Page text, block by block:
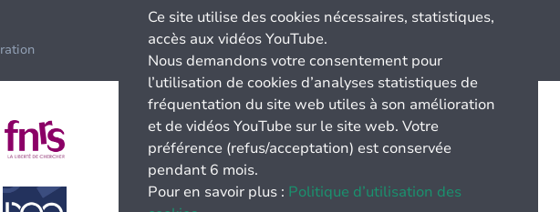
Ce site utilise des cookies nécessaires, statistiques,
accès aux vidéos YouTube.
Nous demandons votre consentement pour
l’utilisation de cookies d’analyses statistiques de
fréquentation du site web utiles à son amélioration
et de vidéos YouTube sur le site web. Votre
préférence (refus/acceptation) est conservée
pendant 6 mois.
Pour en savoir plus : Politique d’utilisation des